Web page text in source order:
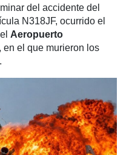
del accidente del
N318JF, ocurrido el
Aeropuerto
, en el que murieron los